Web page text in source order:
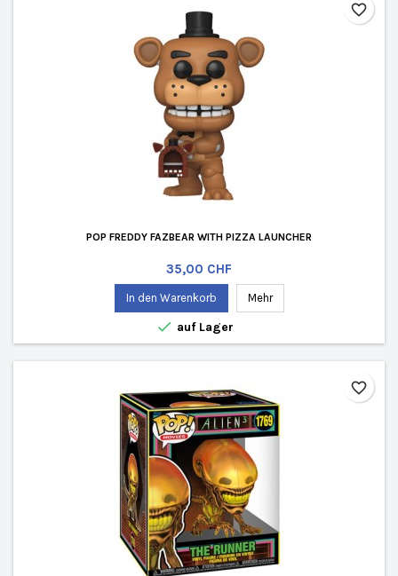
POP FREDDY FAZBEAR WITH PIZZA LAUNCHER
Preis
35,00 CHF
In den Warenkorb Mehr
 auf Lager
favorite_border
favorite_border